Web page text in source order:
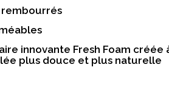
innovante Fresh Foam créée
plus douce et plus naturelle